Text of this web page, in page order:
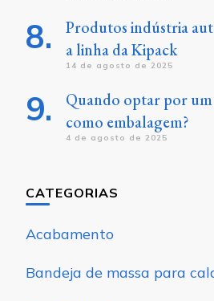
Produtos indústria
a linha da Kipack
14 de agosto de 2025
Quando optar por
como embalagem?
4 de agosto de 2025
CATEGORIAS
Acabamento
Bandeja de massa para